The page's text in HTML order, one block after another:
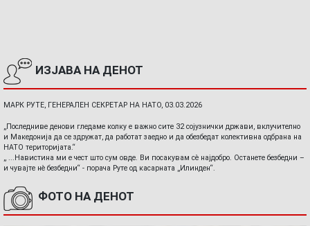
ИЗЈАВА НА ДЕНОТ
МАРК РУТЕ, ГЕНЕРАЛЕН СЕКРЕТАР НА НАТО, 03.03.2026
„Последниве денови гледаме колку е важно сите 32 сојузнички држави, вклучително
и Македонија да се здружат, да работат заедно и да обезбедат колективна одбрана на
НАТО територијата.“
„ ...Навистина ми е чест што сум овде. Ви посакувам сè најдобро. Останете безбедни –
и чувајте нè безбедни“ - порача Руте од касарната „Илинден“.
ФОТО НА ДЕНОТ